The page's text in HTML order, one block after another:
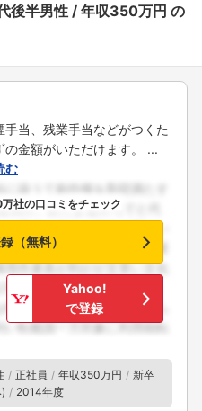
後半男性 年収350万円 の
当、残業手当などがつくた
金額がいただけます。 ...
む
社の口コミをチェック
（無料）
Yahoo!
で登録
正社員 年収350万円
新卒
2014年度